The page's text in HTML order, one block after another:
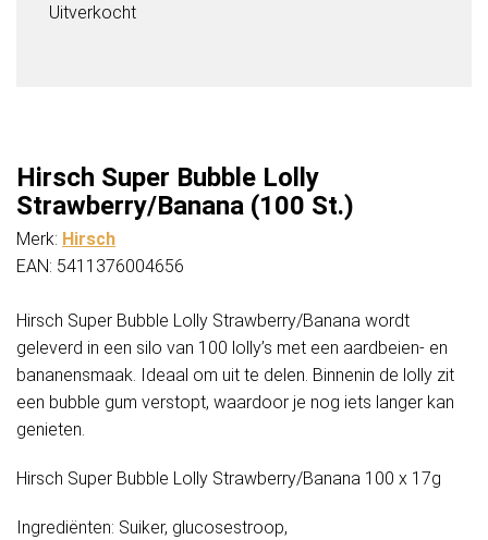
Uitverkocht
Hirsch Super Bubble Lolly
Strawberry/Banana (100 St.)
Merk: Hirsch
EAN: 5411376004656
Hirsch Super Bubble Lolly Strawberry/Banana wordt
geleverd in een silo van 100 lolly’s met een aardbeien- en
bananensmaak. Ideaal om uit te delen. Binnenin de lolly zit
een bubble gum verstopt, waardoor je nog iets langer kan
genieten.
Hirsch Super Bubble Lolly Strawberry/Banana 100 x 17g
Ingrediënten: Suiker, glucosestroop,